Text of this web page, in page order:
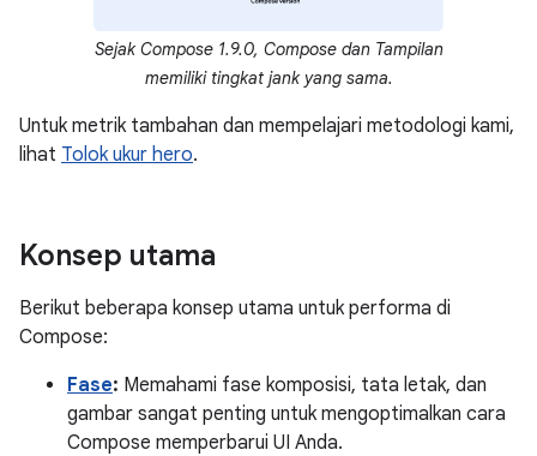
Sejak Compose 1.9.0, Compose dan Tampilan
memiliki tingkat jank yang sama.
Untuk metrik tambahan dan mempelajari metodologi kami,
lihat Tolok ukur hero.
Konsep utama
Berikut beberapa konsep utama untuk performa di
Compose:
Fase: Memahami fase komposisi, tata letak, dan
gambar sangat penting untuk mengoptimalkan cara
Compose memperbarui UI Anda.